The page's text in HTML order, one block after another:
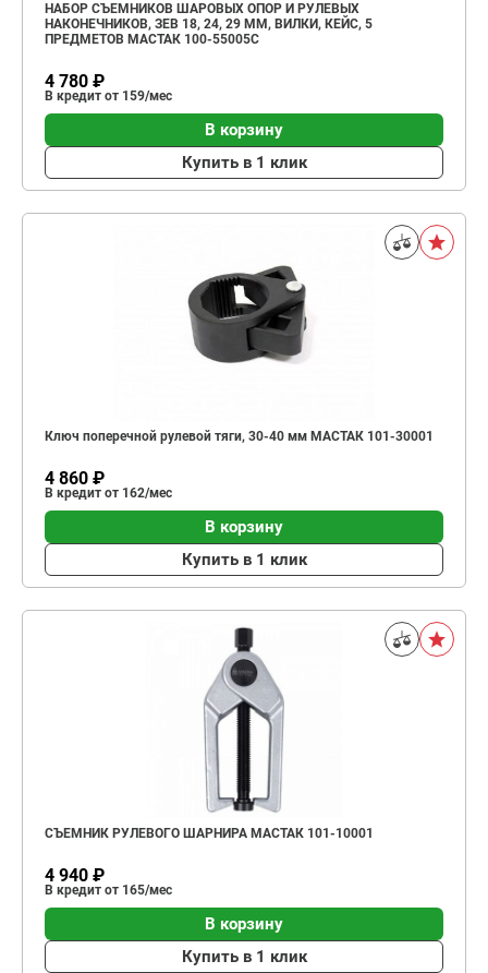
НАБОР СЪЕМНИКОВ ШАРОВЫХ ОПОР И РУЛЕВЫХ
НАКОНЕЧНИКОВ, ЗЕВ 18, 24, 29 ММ, ВИЛКИ, КЕЙС, 5
ПРЕДМЕТОВ МАСТАК 100-55005C
4 780 ₽
В кредит от 159/мес
В корзину
Купить в 1 клик
Ключ поперечной рулевой тяги, 30-40 мм МАСТАК 101-30001
4 860 ₽
В кредит от 162/мес
В корзину
Купить в 1 клик
СЪЕМНИК РУЛЕВОГО ШАРНИРА МАСТАК 101-10001
4 940 ₽
В кредит от 165/мес
В корзину
Купить в 1 клик